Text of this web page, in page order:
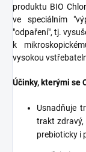
produktu BIO
ve speciálním
"odpaření", tj.
k
vysokou
Účinky, kterými se
Usnadňuje
trakt zdravý,
prebioticky i